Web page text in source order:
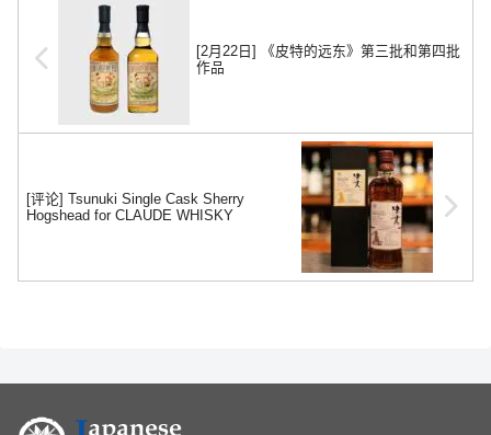
[2月22日] 《皮特的远东》第三批和第四批
作品
[评论] Tsunuki Single Cask Sherry
Hogshead for CLAUDE WHISKY